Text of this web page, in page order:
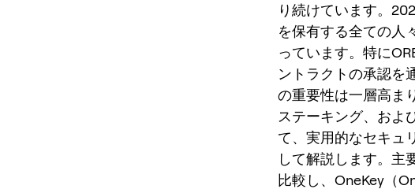
り続けています。
を保有する全ての人
っています。特に
ントラクトの承認を
の重要性は一層高ま
ステーキング、およ
て、実用的なセキュ
して解説します。主
比較し、OneKey（